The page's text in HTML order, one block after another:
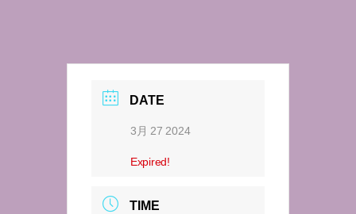
DATE
3月 27 2024
Expired!
TIME